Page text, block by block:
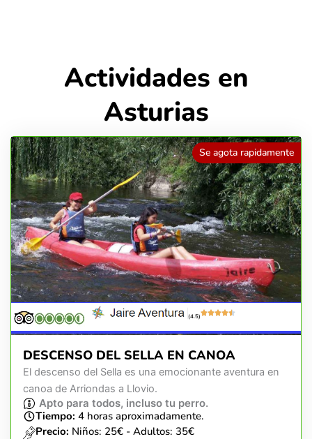
Actividades en
Asturias
Se agota rapidamente
(4.5)
DESCENSO DEL SELLA EN CANOA
El descenso del Sella es una emocionante aventura en
canoa de Arriondas a Llovio.
Apto para todos, incluso tu perro.
Tiempo: 4 horas aproximadamente.
Precio: Niños: 25€ - Adultos: 35€